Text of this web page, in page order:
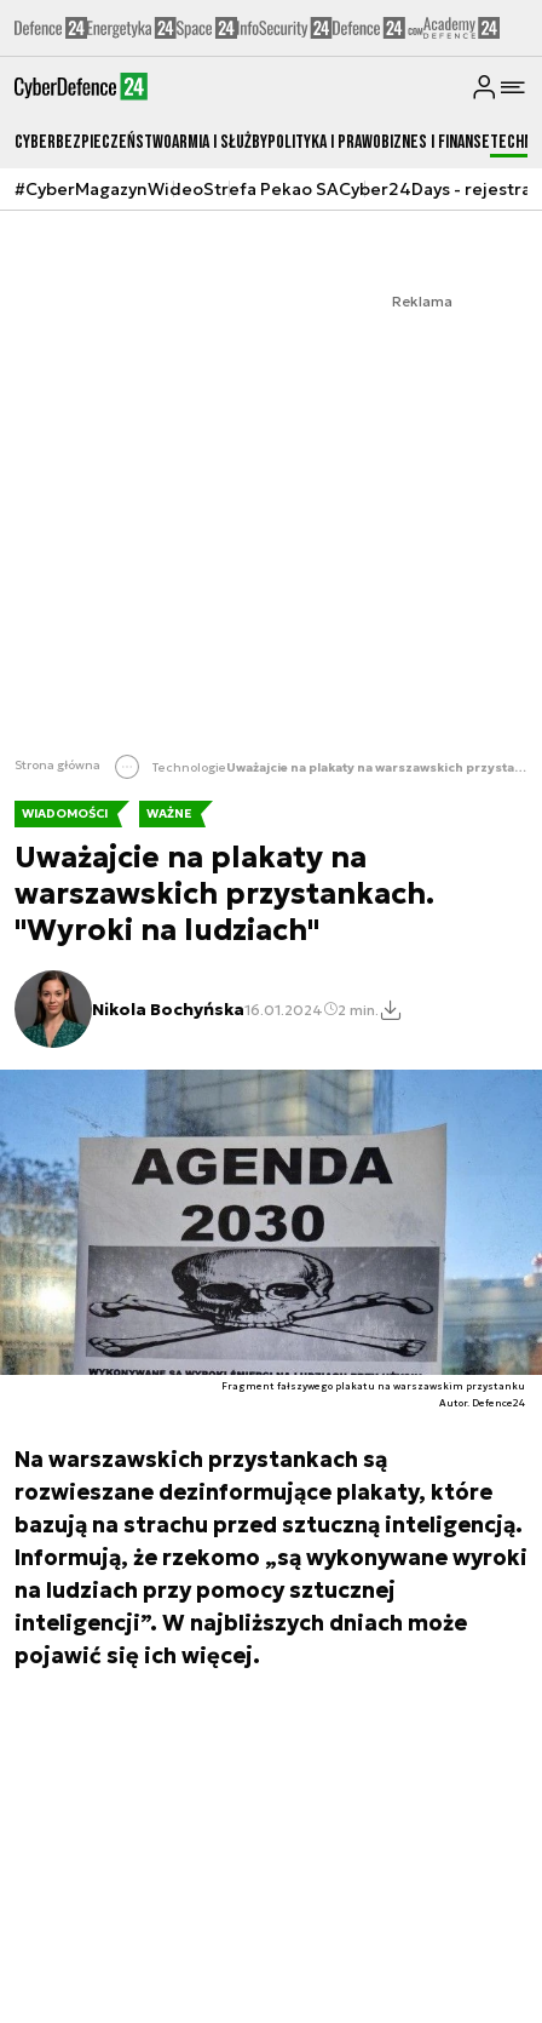
CyberbezpieczeństwoArmia i SłużbyPolityka i prawoBiznes i Finanse
#CyberMagazynWideoStrefa Pekao SACyber24Days -
Reklama
Strona główna Technologie Uważajcie na plakaty na warszawskich przystankach. "Wyroki na ludziach"
WIADOMOŚCI WAŻNE
Uważajcie na plakaty na
warszawskich przystankach.
"Wyroki na ludziach"
Nikola Bochyńska16.01.2024 2 min.
Fragment fałszywego plakatu na warszawskim przystanku
Autor. Defence24
Na warszawskich przystankach są
rozwieszane dezinformujące plakaty, które
bazują na strachu przed sztuczną inteligencją.
Informują, że rzekomo „są wykonywane wyroki
na ludziach przy pomocy sztucznej
inteligencji”. W najbliższych dniach może
pojawić się ich więcej.